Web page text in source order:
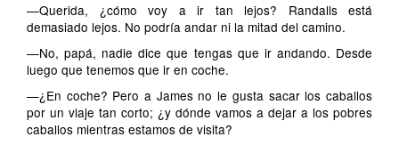
—Querida, ¿cómo voy a ir tan lejos? Randalls está
demasiado lejos. No podría andar ni la mitad del camino.
—No, papá, nadie dice que tengas que ir andando. Desde
luego que tenemos que ir en coche.
—¿En coche? Pero a James no le gusta sacar los caballos
por un viaje tan corto; ¿y dónde vamos a dejar a los pobres
caballos mientras estamos de visita?